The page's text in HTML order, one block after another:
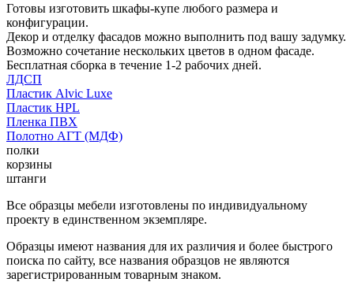
Готовы изготовить шкафы-купе любого размера и
конфигурации.
Декор и отделку фасадов можно выполнить под вашу задумку.
Возможно сочетание нескольких цветов в одном фасаде.
Бесплатная сборка в течение 1-2 рабочих дней.
ЛДСП
Пластик Alvic Luxe
Пластик HPL
Пленка ПВХ
Полотно АГТ (МДФ)
полки
корзины
штанги
Все образцы мебели изготовлены по индивидуальному
проекту в единственном экземпляре.
Образцы имеют названия для их различия и более быстрого
поиска по сайту, все названия образцов не являются
зарегистрированным товарным знаком.